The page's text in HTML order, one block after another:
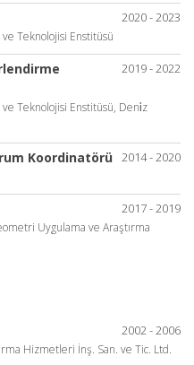
2020 - 2023
Teknolojisi Enstitüsü
2019 - 2022
Teknolojisi Enstitüsü, Deni̇z
2014 - 2020
Koordinatörü
2017 - 2019
Uygulama ve Araştırma
2002 - 2006
Hizmetleri İnş. San. ve Tic. Ltd.